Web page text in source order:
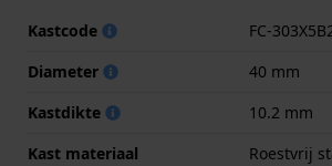
Kastcode
FC-
Diameter
40 mm
Kastdikte
10.2 mm
Kast materiaal
Roestvrij